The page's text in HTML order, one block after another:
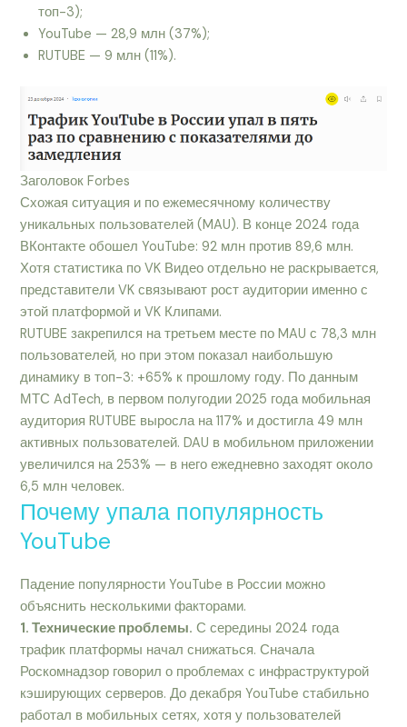
топ-3);
YouTube — 28,9 млн (37%);
RUTUBE — 9 млн (11%).
Заголовок Forbes
Схожая ситуация и по ежемесячному количеству
уникальных пользователей (MAU). В конце 2024 года
ВКонтакте обошел YouTube: 92 млн против 89,6 млн.
Хотя статистика по VK Видео отдельно не раскрывается,
представители VK связывают рост аудитории именно с
этой платформой и VK Клипами.
RUTUBE закрепился на третьем месте по MAU с 78,3 млн
пользователей, но при этом показал наибольшую
динамику в топ-3: +65% к прошлому году. По данным
МТС AdTech, в первом полугодии 2025 года мобильная
аудитория RUTUBE выросла на 117% и достигла 49 млн
активных пользователей. DAU в мобильном приложении
увеличился на 253% — в него ежедневно заходят около
6,5 млн человек.
Почему упала популярность
YouTube
Падение популярности YouTube в России можно
объяснить несколькими факторами.
1. Технические проблемы. С середины 2024 года
трафик платформы начал снижаться. Сначала
Роскомнадзор говорил о проблемах с инфраструктурой
кэширующих серверов. До декабря YouTube стабильно
работал в мобильных сетях, хотя у пользователей